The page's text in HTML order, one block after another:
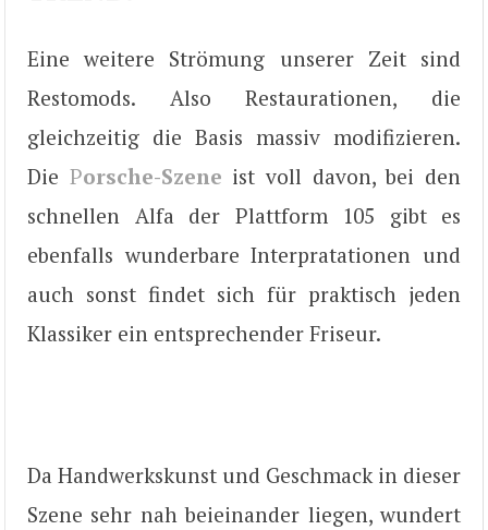
Eine weitere Strömung unserer Zeit sind
Restomods. Also Restaurationen, die
gleichzeitig die Basis massiv modifizieren.
Die Porsche-Szene ist voll davon, bei den
schnellen Alfa der Plattform 105 gibt es
ebenfalls wunderbare Interpratationen und
auch sonst findet sich für praktisch jeden
Klassiker ein entsprechender Friseur.
Da Handwerkskunst und Geschmack in dieser
Szene sehr nah beieinander liegen, wundert